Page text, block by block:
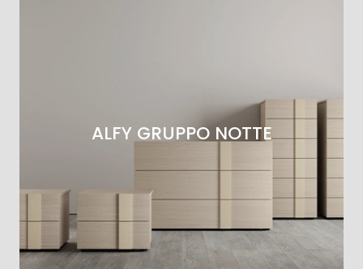
ALFY GRUPPO NOTTE